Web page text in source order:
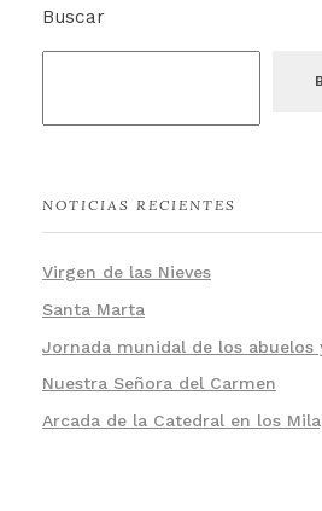
Buscar
NOTICIAS RECIENTES
Virgen de las Nieves
Santa Marta
Jornada munidal de los abuelos
Nuestra Señora del Carmen
Arcada de la Catedral en los